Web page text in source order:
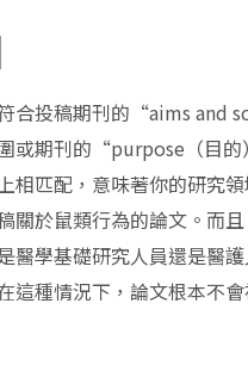
合投稿期刊的“aims and
或期刊的“purpose（目
相匹配，意味著你的研究
關於鼠類行為的論文。而
醫學基礎研究人員還是醫
這種情況下，論文根本不